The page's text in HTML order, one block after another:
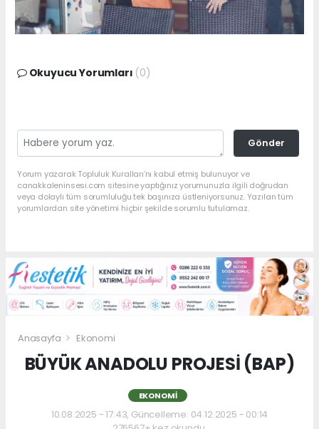
Okuyucu Yorumları (0)
Gönder
Yorum yazarak Topluluk Kuralları’nı kabul etmiş bulunuyor ve
canakkaleninsesi.com sitesine yaptığınız yorumunuzla ilgili doğrudan
veya dolaylı tüm sorumluluğu tek başınıza üstleniyorsunuz. Yazılan tüm
yorumlardan site yönetimi hiçbir şekilde sorumlu tutulamaz.
Anasayfa Ekonomi
BÜYÜK ANADOLU PROJESİ (BAP)
EKONOMI
10.08.2025 - 17:43, Güncelleme: 04.12.2025 - 00:14